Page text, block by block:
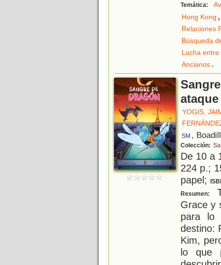
Temática:
Hong Kong ,
Relaciones
Búsqueda
Lucha entre
Ancianos.
YOGIS,
SM ,
Colección:
De 10 a
224 p.;
papel;
Resumen:
Grace y
para lo
destino:
Kim,
lo que